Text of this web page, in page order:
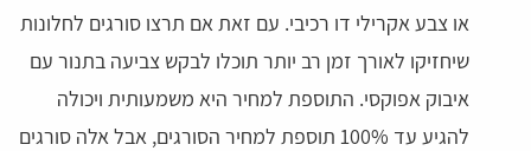
או צבע אקרילי דו רכיבי. עם זאת אם תרצו סורגים לחלונות
שיחזיקו לאורך זמן רב יותר תוכלו לבקש צביעה בתנור עם
איבוק אפוקסי. התוספת למחיר היא משמעותית ויכולה
להגיע עד 100% תוספת למחיר הסורגים, אבל אלה סורגים